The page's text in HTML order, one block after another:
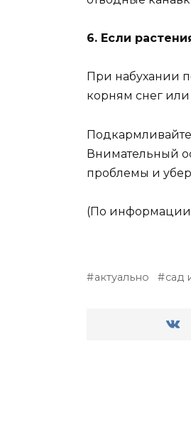
6. Если
При набухании
корням снег
Внимательный
проблемы и
(По информации
актуально сад